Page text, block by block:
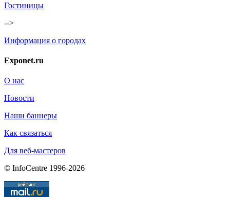
Гостиницы
-->
Информация о городах
Exponet.ru
О нас
Новости
Наши баннеры
Как связаться
Для веб-мастеров
© InfoCentre 1996-2026